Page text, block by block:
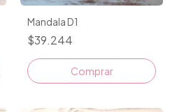
Mandala D1
$39.244
Comprar